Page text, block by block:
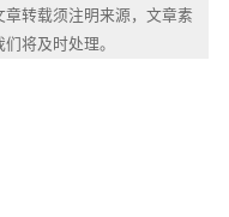
转载须注明来源，文章素
将及时处理。